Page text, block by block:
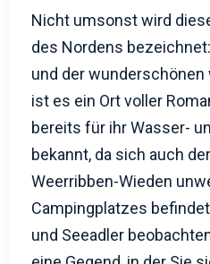
Nicht umsonst wird
des Nordens
und der
ist es ein Ort voller
bereits für ihr Wasser-
bekannt, da sich auch
Weerribben-Wieden
Campingplatzes
und Seeadler
eine Gegend, in der Sie